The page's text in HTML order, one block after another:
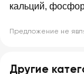
кальций,
Предложение не
Другие